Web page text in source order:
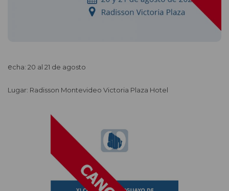
echa: 20 al 21 de agosto
Lugar: Radisson Montevideo Victoria Plaza Hotel